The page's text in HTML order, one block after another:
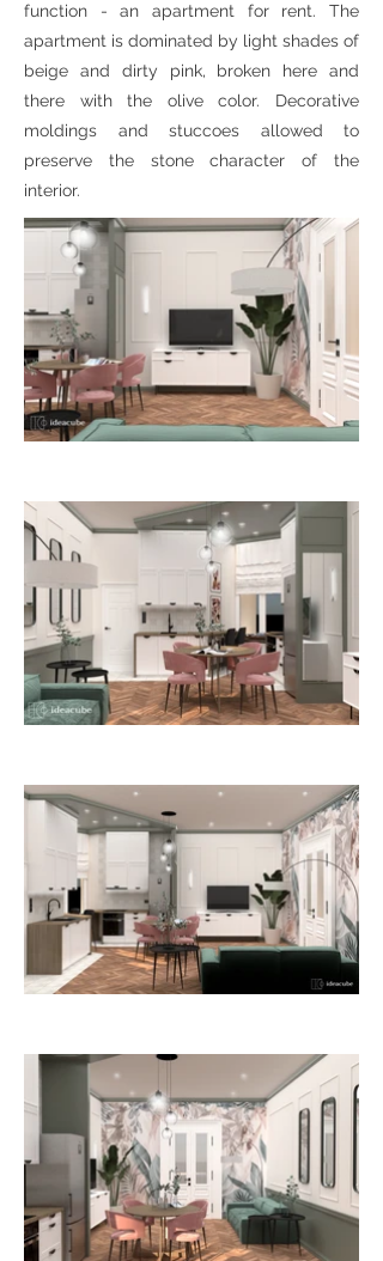
function - an apartment for rent. The
apartment is dominated by light shades of
beige and dirty pink, broken here and
there with the olive color. Decorative
moldings and stuccoes allowed to
preserve the stone character of the
interior.